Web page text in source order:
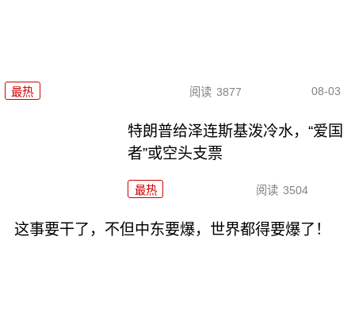
最热 阅读 3877 08-03
特朗普给泽连斯基泼冷水，“爱国
者”或空头支票
最热 阅读 3504
这事要干了，不但中东要爆，世界都得要爆了！